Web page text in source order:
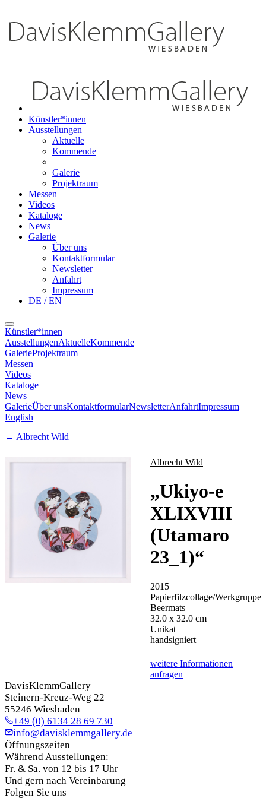
Künstler*innen
Ausstellungen
Aktuelle
Kommende
Galerie
Projektraum
Messen
Videos
Kataloge
News
Galerie
Über uns
Kontaktformular
Newsletter
Anfahrt
Impressum
DE / EN
Künstler*innen
AusstellungenAktuelleKommende
GalerieProjektraum
Messen
Videos
Kataloge
News
GalerieÜber unsKontaktformularNewsletterAnfahrtImpressum
English
← Albrecht Wild
Albrecht Wild
„Ukiyo-e
XLIXVIII
(Utamaro
23_1)“
2015
Papierfilzcollage/Werkgruppe
Beermats
32.0 x 32.0 cm
Unikat
handsigniert
weitere Informationen
anfragen
DavisKlemmGallery
Steinern-Kreuz-Weg 22
55246 Wiesbaden
+49 (0) 6134 28 69 730
info@davisklemmgallery.de
Öffnungszeiten
Während Ausstellungen:
Fr. & Sa. von 12 bis 17 Uhr
Und gern nach Vereinbarung
Folgen Sie uns